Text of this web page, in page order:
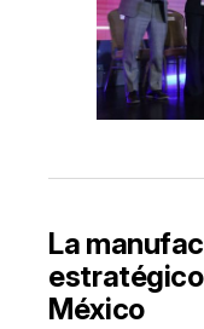
La
estratégico
México